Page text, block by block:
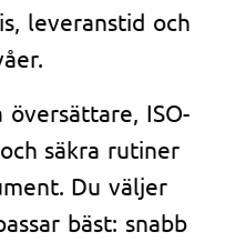
leveranstid och
ISO-
säkra rutiner
Du väljer
bäst: snabb